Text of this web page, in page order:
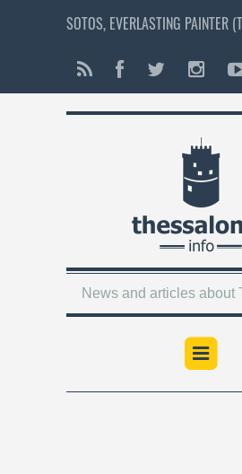
SOTOS, EVERLASTING PAINTER
News and articles about